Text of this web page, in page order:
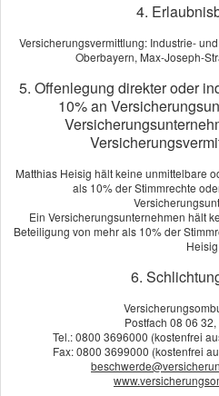
VERGLEICH UND
Vorname, Name: *
Geburtsdatum:
PLZ, Ort:
4.
Versicherungsvermittlung: Industrie-
Oberbayern, Max-Joseph-
5. Offenlegung direkter oder
10% an
Matthias Heisig hält keine unmittelbare
als 10% der Stimmrechte
Ein Versicherungsunternehmen hält
Beteiligung von mehr als 10% der
Heisig.
6.
Postfach 08 06
Tel.: 0800 3696000 (kostenfrei
Fax: 0800 3699000 (kostenfrei